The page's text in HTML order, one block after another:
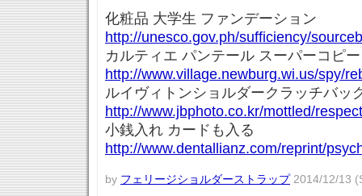
化粧品 大学生 ファンデーション
http://unesco.gov.ph/sufficiency/
カルティエ パンテール スーパーコピー
http://www.village.newburg.wi.us/spy/
ルイヴィトンショルダークラッチバッ
http://www.jbphoto.co.kr/mottled/
小銭入れ カードも入る
http://www.dentallianz.com/reprint/
by フェリージショルダーストラップ2014/12/13